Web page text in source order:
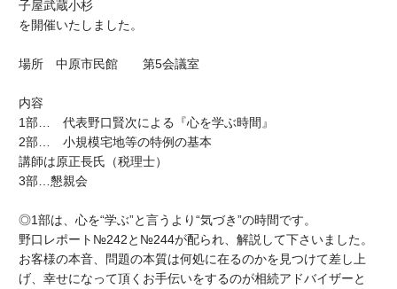
子屋武蔵小杉
を開催いたしました。
場所 中原市民館 第5会議室
内容
1部… 代表野口賢次による『心を学ぶ時間』
2部… 小規模宅地等の特例の基本
講師は原正長氏（税理士）
3部…懇親会
◎1部は、心を“学ぶ”と言うより“気づき”の時間です。
野口レポート№242と№244が配られ、解説して下さいました。
お客様の本音、問題の本質は何処に在るのかを見つけて差し上
げ、幸せになって頂くお手伝いをするのが相続アドバイザーと